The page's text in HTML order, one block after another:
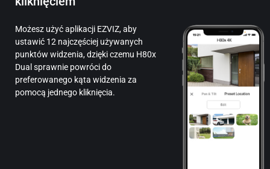
Możesz użyć aplikacji EZVIZ, aby
ustawić 12 najczęściej używanych
punktów widzenia, dzięki czemu H80x
Dual sprawnie powróci do
preferowanego kąta widzenia za
pomocą jednego kliknięcia.